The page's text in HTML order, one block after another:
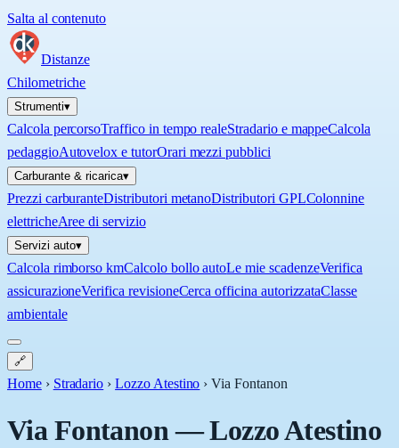
Salta al contenuto
Distanze
Chilometriche
Strumenti▾
Calcola percorsoTraffico in tempo realeStradario e mappeCalcola
pedaggioAutovelox e tutorOrari mezzi pubblici
Carburante & ricarica▾
Prezzi carburanteDistributori metanoDistributori GPLColonnine
elettricheAree di servizio
Servizi auto▾
Calcola rimborso kmCalcolo bollo autoLe mie scadenzeVerifica
assicurazioneVerifica revisioneCerca officina autorizzataClasse
ambientale
🔗
Home › Stradario › Lozzo Atestino ›Via Fontanon
Via Fontanon—Lozzo Atestino